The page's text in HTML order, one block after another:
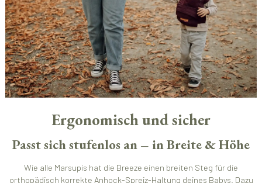
Ergonomisch und sicher
Passt sich stufenlos an – in Breite & Höhe
Wie alle Marsupis hat die Breeze einen breiten Steg für die
orthopädisch korrekte Anhock-Spreiz-Haltung deines Babys. Dazu